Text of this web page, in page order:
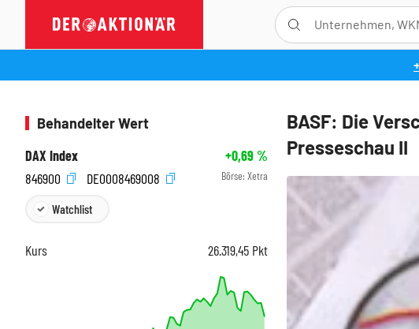
BASF: Die
Presseschau II
Behandelter Wert
DAX Index
+0,69%
846900
DE0008469008 Börse: Xetra
Watchlist
Kurs 26.319,45 Pkt